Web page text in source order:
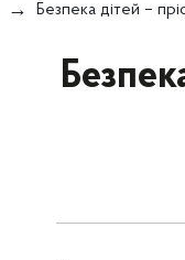
Безпека дітей – пріоритет